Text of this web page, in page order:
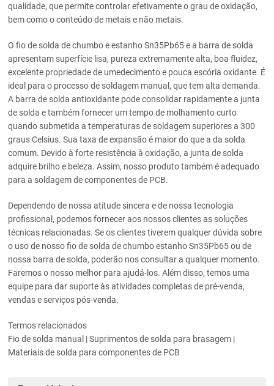
qualidade, que permite controlar efetivamente o grau de oxidação,
bem como o conteúdo de metais e não metais.
O fio de solda de chumbo e estanho Sn35Pb65 e a barra de solda
apresentam superfície lisa, pureza extremamente alta, boa fluidez,
excelente propriedade de umedecimento e pouca escória oxidante. É
ideal para o processo de soldagem manual, que tem alta demanda.
A barra de solda antioxidante pode consolidar rapidamente a junta
de solda e também fornecer um tempo de molhamento curto
quando submetida a temperaturas de soldagem superiores a 300
graus Celsius. Sua taxa de expansão é maior do que a da solda
comum. Devido à forte resistência à oxidação, a junta de solda
adquire brilho e beleza. Assim, nosso produto também é adequado
para a soldagem de componentes de PCB.
Dependendo de nossa atitude sincera e de nossa tecnologia
profissional, podemos fornecer aos nossos clientes as soluções
técnicas relacionadas. Se os clientes tiverem qualquer dúvida sobre
o uso de nosso fio de solda de chumbo estanho Sn35Pb65 ou de
nossa barra de solda, poderão nos consultar a qualquer momento.
Faremos o nosso melhor para ajudá-los. Além disso, temos uma
equipe para dar suporte às atividades completas de pré-venda,
vendas e serviços pós-venda.
Termos relacionados
Fio de solda manual | Suprimentos de solda para brasagem |
Materiais de solda para componentes de PCB